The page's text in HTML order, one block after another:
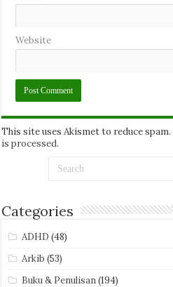
Website
This site uses Akismet to reduce spam.
is processed.
Categories
ADHD (48)
Arkib (53)
Buku & Penulisan(194)